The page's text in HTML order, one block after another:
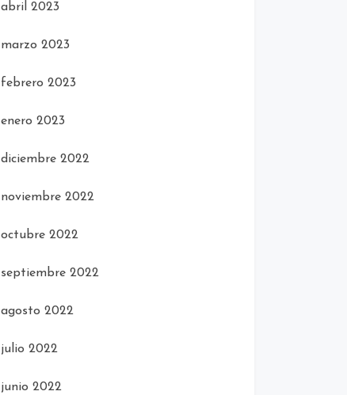
abril 2023
marzo 2023
febrero 2023
enero 2023
diciembre 2022
noviembre 2022
octubre 2022
septiembre 2022
agosto 2022
julio 2022
junio 2022